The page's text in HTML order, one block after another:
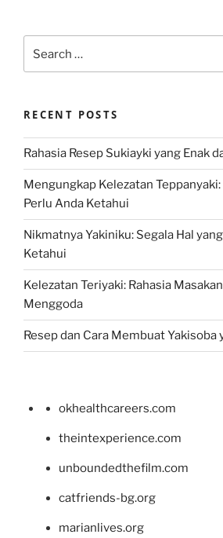
for:
RECENT POSTS
Rahasia Resep Sukiayki yang Enak
Mengungkap Kelezatan Teppanyaki:
Perlu Anda Ketahui
Nikmatnya Yakiniku: Segala Hal
Ketahui
Kelezatan Teriyaki: Rahasia
Menggoda
Resep dan Cara Membuat Yakisoba
okhealthcareers.com
theintexperience.com
unboundedthefilm.com
catfriends-bg.org
marianlives.org